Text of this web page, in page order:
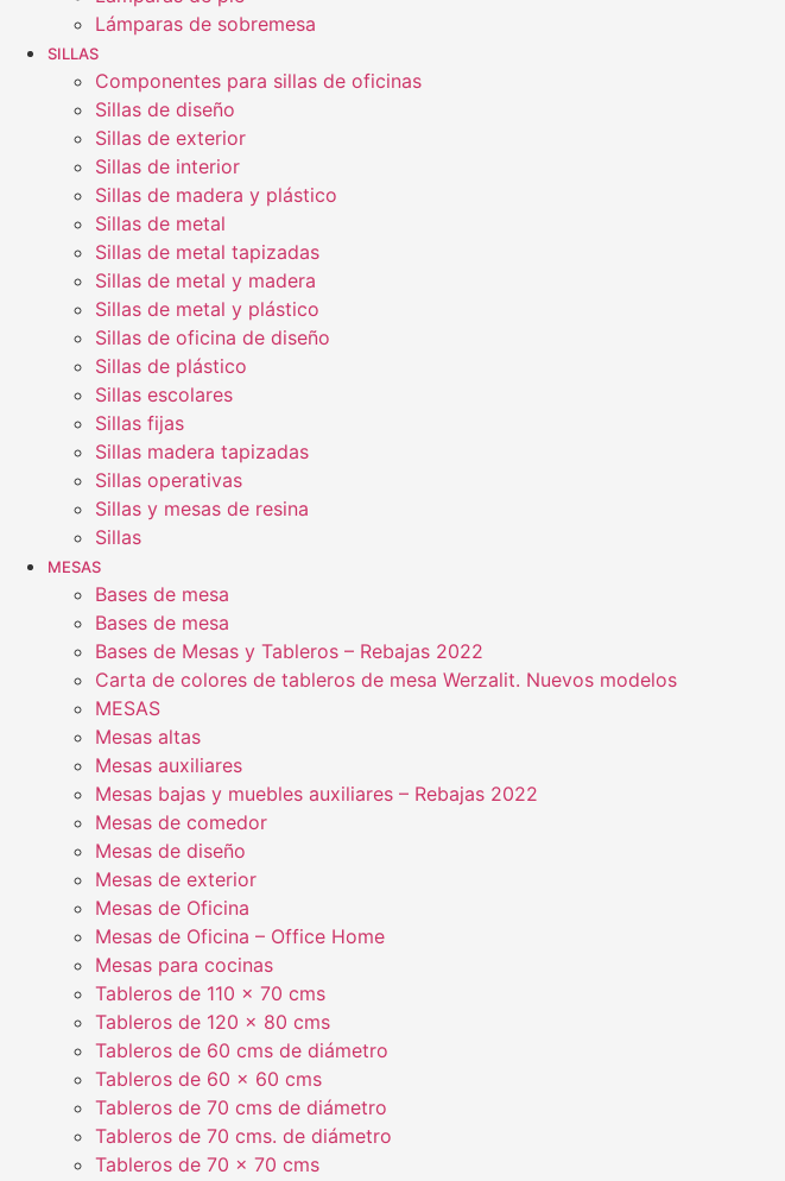
Lámparas de sobremesa
SILLAS
Componentes para sillas de oficinas
Sillas de diseño
Sillas de exterior
Sillas de interior
Sillas de madera y plástico
Sillas de metal
Sillas de metal tapizadas
Sillas de metal y madera
Sillas de metal y plástico
Sillas de oficina de diseño
Sillas de plástico
Sillas escolares
Sillas fijas
Sillas madera tapizadas
Sillas operativas
Sillas y mesas de resina
Sillas
MESAS
Bases de mesa
Bases de mesa
Bases de Mesas y Tableros – Rebajas 2022
Carta de colores de tableros de mesa Werzalit. Nuevos modelos
MESAS
Mesas altas
Mesas auxiliares
Mesas bajas y muebles auxiliares – Rebajas 2022
Mesas de comedor
Mesas de diseño
Mesas de exterior
Mesas de Oficina
Mesas de Oficina – Office Home
Mesas para cocinas
Tableros de 110 x 70 cms
Tableros de 120 x 80 cms
Tableros de 60 cms de diámetro
Tableros de 60 x 60 cms
Tableros de 70 cms de diámetro
Tableros de 70 cms. de diámetro
Tableros de 70 x 70 cms